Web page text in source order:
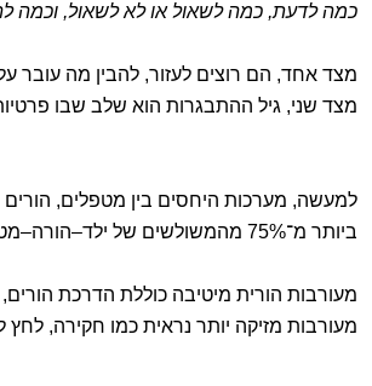
כמה לדעת, כמה לשאול או לא לשאול, וכמה
מצד אחד, הם רוצים לעזור, להבין מה עובר
מצד שני, גיל ההתבגרות הוא שלב שבו
למעשה, מערכות היחסים בין מטפלים,
ביותר מ־75% מהמשולשים של ילד–הורה–מטפל לא קיימת הסכמה לגבי מוקד הטיפול (Hawley & Weisz, 2003).
מעורבות הורית מיטיבה כוללת הדרכת
מעורבות מזיקה יותר נראית כמו חקירה,